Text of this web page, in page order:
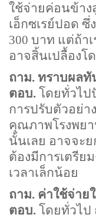
ใช้จ่ายค่อนข้าง
เอ็กซเรย์ปอด ซึ่
300 บาท แต่ถ้า
อาจสิ้นเปลื้องโ
ถาม. ทราบผลทั
ตอบ. โดยทั่วไป
การปรับตัวอย่า
คุณภาพโรงพย
นั้นเลย อาจจะ
ต้องมีการเตรีย
เวลาเล็กน้อย
ถาม. ค่าใช้จ่าย
ตอบ. โดยทั่วไป